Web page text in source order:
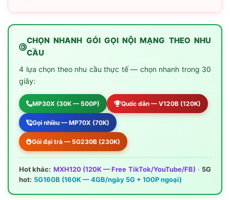
CHỌN NHANH GÓI GỌI NỘI MẠNG THEO NHU
CẦU
4 lựa chọn theo nhu cầu thực tế — chọn nhanh trong 30
giây:
MP30X (30K — 500P) Quốc dân — V120B (120K)
Gọi nhiều — MP70X (70K)
Gói đại trà — 5G230B (230K)
Hot khác: MXH120 (120K — Free TikTok/YouTube/FB) · 5G
hot: 5G160B (160K — 4GB/ngày 5G + 100P ngoại)